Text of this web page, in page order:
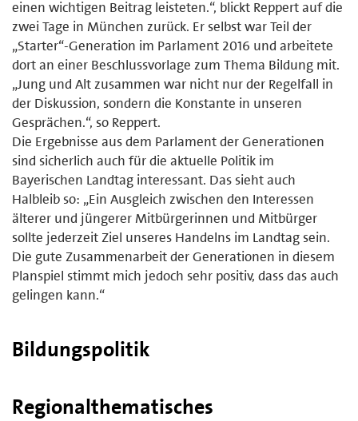
einen wichtigen Beitrag leisteten.“, blickt Reppert auf die
zwei Tage in München zurück. Er selbst war Teil der
„Starter“-Generation im Parlament 2016 und arbeitete
dort an einer Beschlussvorlage zum Thema Bildung mit.
„Jung und Alt zusammen war nicht nur der Regelfall in
der Diskussion, sondern die Konstante in unseren
Gesprächen.“, so Reppert.
Die Ergebnisse aus dem Parlament der Generationen
sind sicherlich auch für die aktuelle Politik im
Bayerischen Landtag interessant. Das sieht auch
Halbleib so: „Ein Ausgleich zwischen den Interessen
älterer und jüngerer Mitbürgerinnen und Mitbürger
sollte jederzeit Ziel unseres Handelns im Landtag sein.
Die gute Zusammenarbeit der Generationen in diesem
Planspiel stimmt mich jedoch sehr positiv, dass das auch
gelingen kann.“
Bildungspolitik
Regionalthematisches